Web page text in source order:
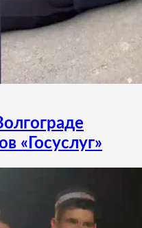
«Госуслуг»